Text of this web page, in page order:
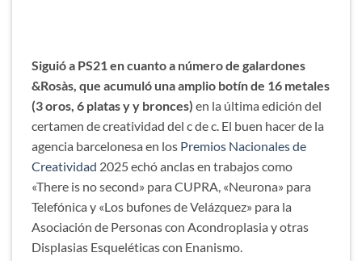
Siguió a PS21 en cuanto a número de galardones
&Rosàs, que acumuló una amplio botín de 16 metales
(3 oros, 6 platas y y bronces) en la última edición del
certamen de creatividad del c de c. El buen hacer de la
agencia barcelonesa en los Premios Nacionales de
Creatividad 2025 echó anclas en trabajos como
«There is no second» para CUPRA, «Neurona» para
Telefónica y «Los bufones de Velázquez» para la
Asociación de Personas con Acondroplasia y otras
Displasias Esqueléticas con Enanismo.